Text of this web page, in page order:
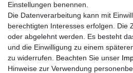
Einstellungen benennen.
Die Datenverarbeitung kann mit
berechtigten Interesses erfolgen. Die
oder abgelehnt werden. Es besteht
und die Einwilligung zu einem
zu widerrufen. Beachten Sie unser
Hinweise zur Verwendung